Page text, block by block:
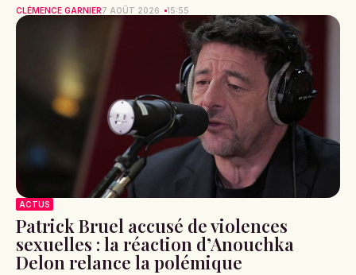
CLÉMENCE GARNIER7 AOÛT 2026 15:55
ACTUS
Patrick Bruel accusé de violences
sexuelles : la réaction d’Anouchka
Delon relance la polémique